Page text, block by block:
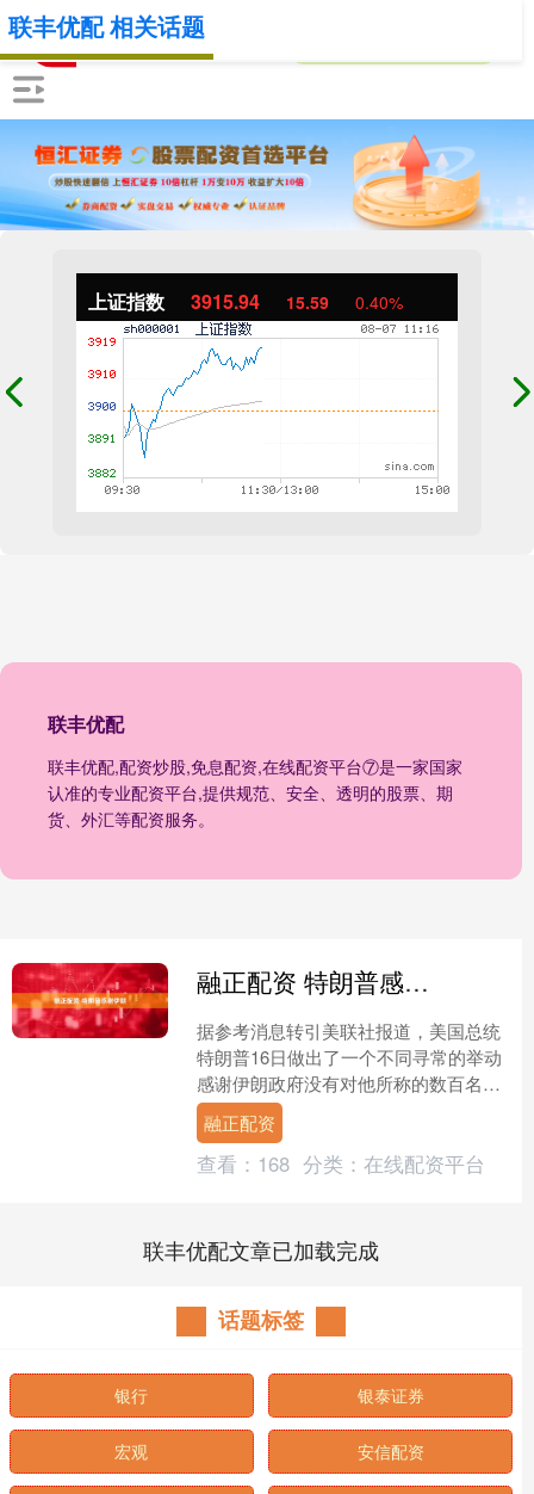
上证指数 3915.94 15.59 0.40%
联丰优配
联丰优配,配资炒股,免息配资,在线配资平台⑦是一家国家
认准的专业配资平台,提供规范、安全、透明的股票、期
货、外汇等配资服务。
联丰优配 相关话题
融正配资 特朗普感谢伊朗
据参考消息转引美联社报道，美国总统
特朗普16日做出了一个不同寻常的举动
感谢伊朗政府没有对他所称的数百名政
治犯执行死刑。 美国总统特朗普 资料
图。 特朗普在离开白....
融正配资
查看： 168 分类： 在线配资平台
联丰优配文章已加载完成
话题标签
银行 银泰证券
宏观 安信配资